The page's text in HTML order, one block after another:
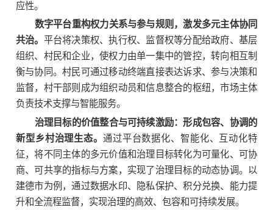
应性。
数字平台重构权力关系与参与规则，激发多元主体协同
共治。 平台将决策权、执行权、监督权等分配给政府、基层
组织、村民和企业，使权力由单一集中的管控，转向相互制
衡与协同。村民可通过移动终端直接表达诉求、参与决策和
监督，村干部则成为组织动员和信息整合的枢纽，市场主体
负责技术支撑与智能服务。
治理目标的价值整合与可持续激励：形成包容、协调的
新型乡村治理生态。 通过平台数据化、智能化、互动化特
征，将不同主体的多元价值和治理目标转化为可量化、可协
商、可共享的指标与方案，实现了治理目标的动态协调。以
建德市为例，通过数据水印、隐私保护、积分兑换、能力提
升和全流程监督，实现治理的高效、包容和可持续发展。